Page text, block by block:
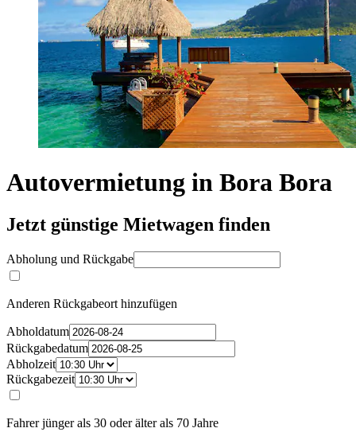
Autovermietung in Bora Bora
Jetzt günstige Mietwagen finden
Abholung und Rückgabe
Anderen Rückgabeort hinzufügen
Abholdatum
Rückgabedatum
Abholzeit
Rückgabezeit
Fahrer jünger als 30 oder älter als 70 Jahre